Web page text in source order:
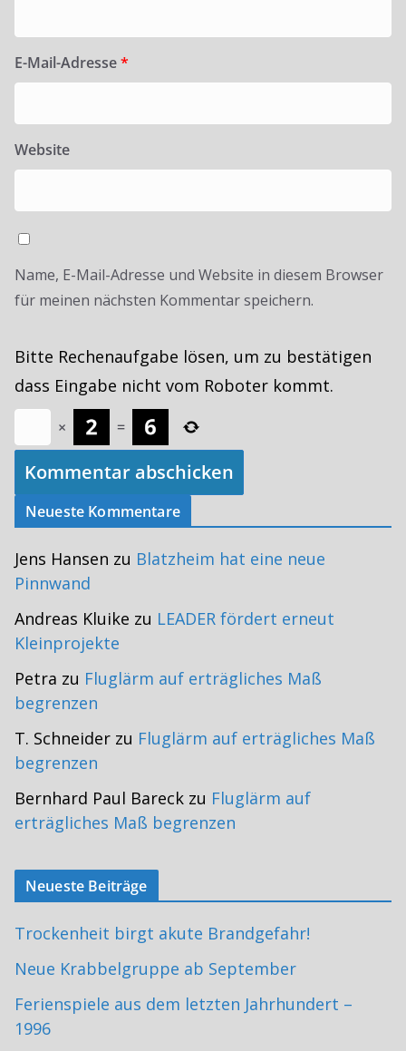
E-Mail-Adresse*
Website
Name, E-Mail-Adresse und Website in diesem Browser
für meinen nächsten Kommentar speichern.
Bitte Rechenaufgabe lösen, um zu bestätigen
dass Eingabe nicht vom Roboter kommt.
× =
Neueste Kommentare
Jens Hansen zu Blatzheim hat eine neue
Pinnwand
Andreas Kluike zu LEADER fördert erneut
Kleinprojekte
Petra zu Fluglärm auf erträgliches Maß
begrenzen
T. Schneider zu Fluglärm auf erträgliches Maß
begrenzen
Bernhard Paul Bareck zu Fluglärm auf
erträgliches Maß begrenzen
Neueste Beiträge
Trockenheit birgt akute Brandgefahr!
Neue Krabbelgruppe ab September
Ferienspiele aus dem letzten Jahrhundert –
1996